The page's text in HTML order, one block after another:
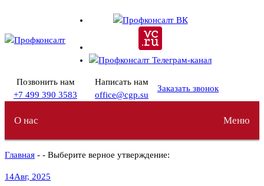
содержимому
Позвонить нам
+7 499 390 3583
Написать нам
office@cgp.su
Заказать звонок
О нас Меню
Главная - - Выберите верное утверждение:
14Авг, 2025